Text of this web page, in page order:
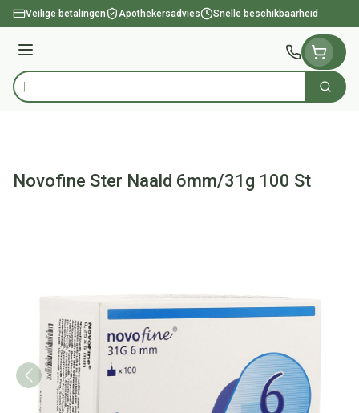
Ga naar de inhoud
Veilige betalingen Apothekersadvies Snelle beschikbaarheid
Menu
Product, merk, categorie... Zoek
Novofine Ster Naald 6mm/31g 100 St